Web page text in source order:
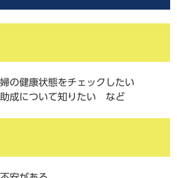
の健康状態をチェックしたい
成について知りたい など